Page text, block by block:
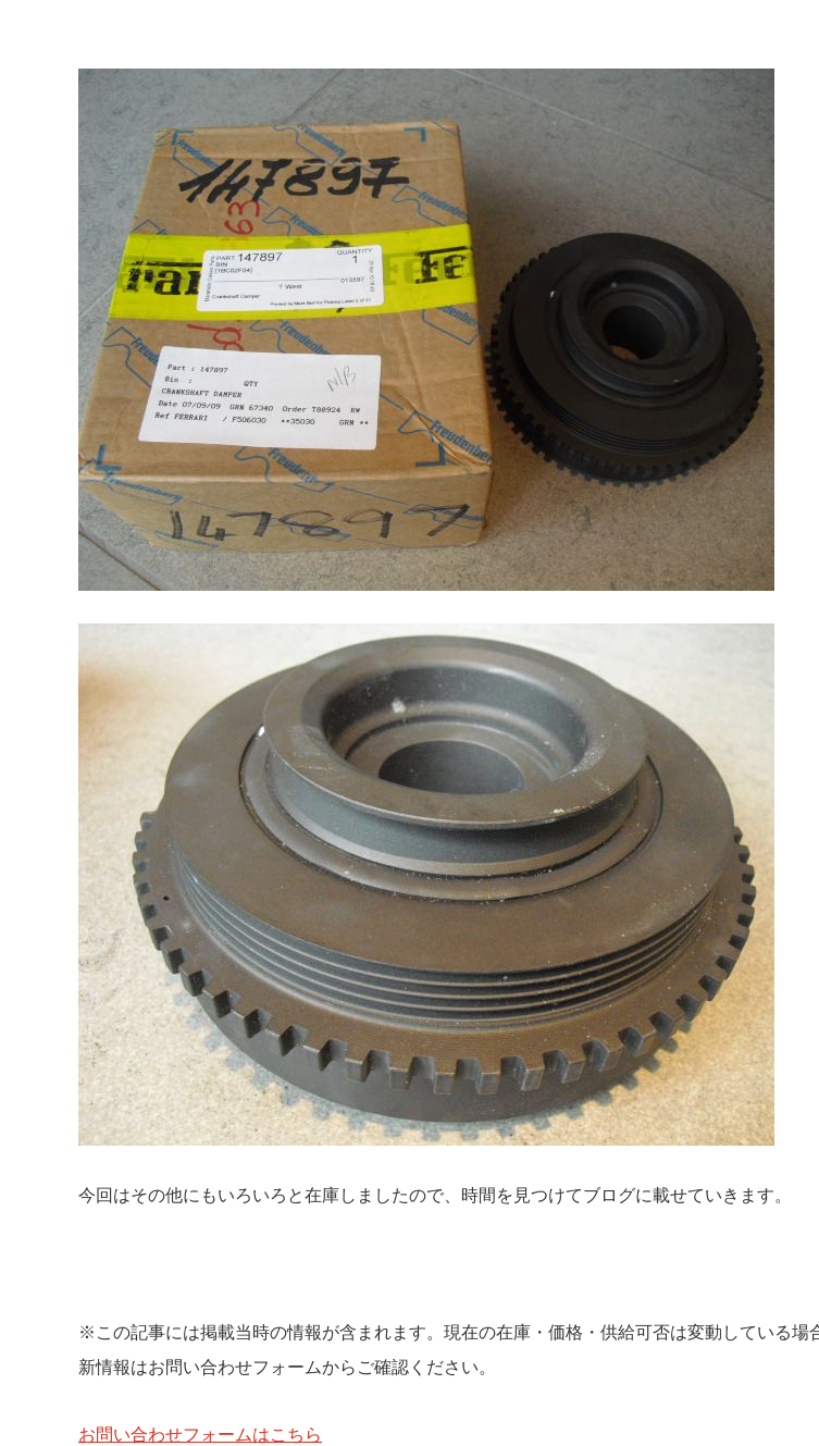
今回はその他にもいろいろと在庫しましたので、時間を見つけてブログに載せていきます。
※この記事には掲載当時の情報が含まれます。現在の在庫・価格・供給可否は変動している場
新情報はお問い合わせフォームからご確認ください。
お問い合わせフォームはこちら